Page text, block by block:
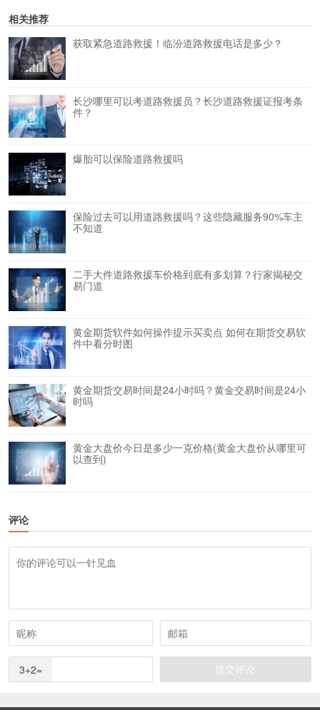
相关推荐
获取紧急道路救援！临汾道路救援电话是多少？
长沙哪里可以考道路救援员？长沙道路救援证报考条
件？
爆胎可以保险道路救援吗
保险过去可以用道路救援吗？这些隐藏服务90%车主
不知道
二手大件道路救援车价格到底有多划算？行家揭秘交
易门道
黄金期货软件如何操作提示买卖点 如何在期货交易软
件中看分时图
黄金期货交易时间是24小时吗？黄金交易时间是24小
时吗
黄金大盘价今日是多少一克价格(黄金大盘价从哪里可
以查到)
评论
3+2=